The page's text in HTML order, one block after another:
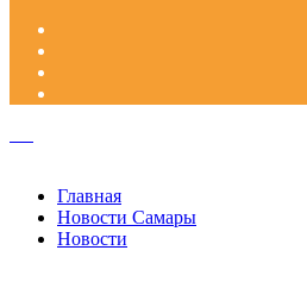
ЗакрытьГлавная
Новости Самары
Новости